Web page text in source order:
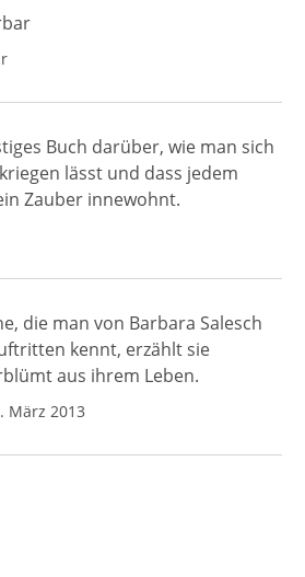
Buch darüber, wie man sich
lässt und dass jedem
Zauber innewohnt.
die man von Barbara Salesch
kennt, erzählt sie
aus ihrem Leben.
März 2013